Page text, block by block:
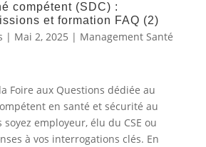
compétent (SDC) :
et formation FAQ (2)
| Mai 2, 2025 | Management Santé
Foire aux Questions dédiée au
en santé et sécurité au
employeur, élu du CSE ou
à vos interrogations clés. En